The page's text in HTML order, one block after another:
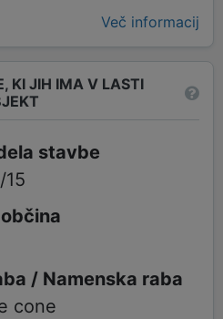
Več informacij
KI JIH IMA V LASTI
cone